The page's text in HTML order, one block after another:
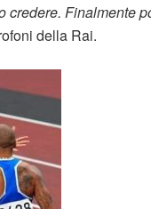
credere. Finalmente
della Rai.